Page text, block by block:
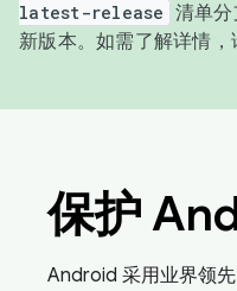
latest-release 清单
新版本。如需了解详情，
保护
Android 采用业界领